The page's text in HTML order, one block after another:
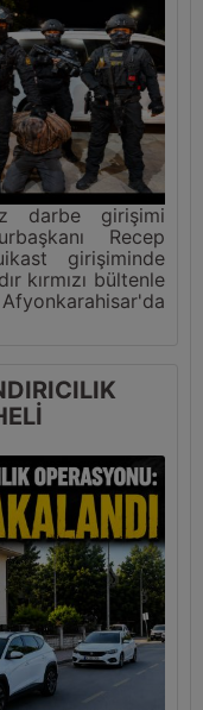
darbe girişimi
Recep
girişiminde
kırmızı bültenle